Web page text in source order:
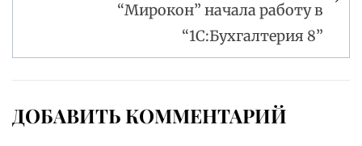
“Мирокон” начала работу в
“1С:Бухгалтерия 8”
ДОБАВИТЬ КОММЕНТАРИЙ